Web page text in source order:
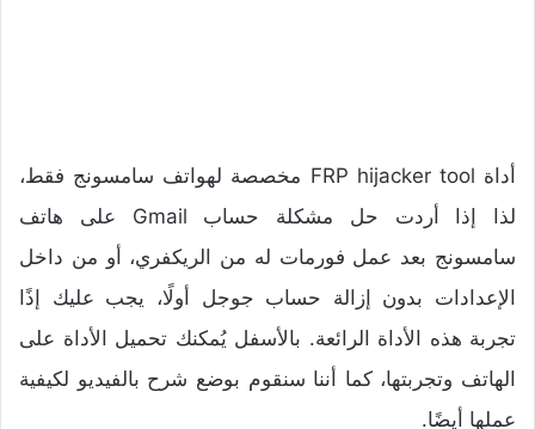
أداة FRP hijacker tool مخصصة لهواتف سامسونج فقط،
لذا إذا أردت حل مشكلة حساب Gmail على هاتف
سامسونج بعد عمل فورمات له من الريكفري، أو من داخل
الإعدادات بدون إزالة حساب جوجل أولًا، يجب عليك إذًا
تجربة هذه الأداة الرائعة. بالأسفل يُمكنك تحميل الأداة على
الهاتف وتجربتها، كما أننا سنقوم بوضع شرح بالفيديو لكيفية
عملها أيضًا.